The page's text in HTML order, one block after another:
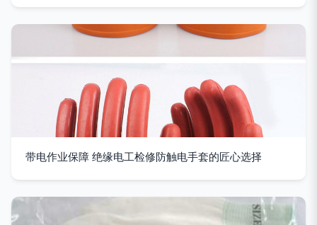
带电作业保障 绝缘电工检修防触电手套的匠心选择